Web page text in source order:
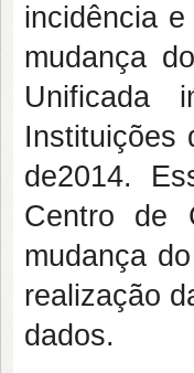
incidência
mudança
Unificada
Instituições
de2014.
Centro de
mudança
realização
dados.